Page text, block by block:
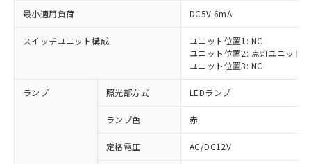
最小適用負荷 DC5V 6mA
スイッチユニット構成
ユニット位置1: NC
ユニット位置2: 点灯ユニット
ユニット位置3: NC
ランプ 照光部方式 LEDランプ
ランプ色 赤
定格電圧 AC/DC12V